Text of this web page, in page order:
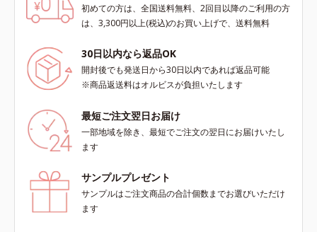
初めての方は、全国送料無料、2回目以降のご利用の方
は、3,300円以上(税込)のお買い上げで、送料無料
30日以内なら返品OK
開封後でも発送日から30日以内であれば返品可能
※商品返送料はオルビスが負担いたします
最短ご注文翌日お届け
一部地域を除き、最短でご注文の翌日にお届けいたし
ます
サンプルプレゼント
サンプルはご注文商品の合計個数までお選びいただけ
ます